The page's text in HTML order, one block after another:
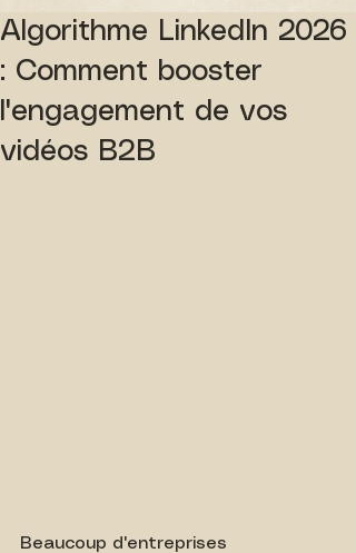
Algorithme LinkedIn 2026
: Comment booster
l'engagement de vos
vidéos B2B
Beaucoup d'entreprises